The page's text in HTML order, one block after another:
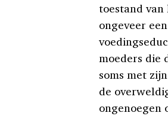
toestand
ongeveer
moeders die
soms met
de
ongenoegen